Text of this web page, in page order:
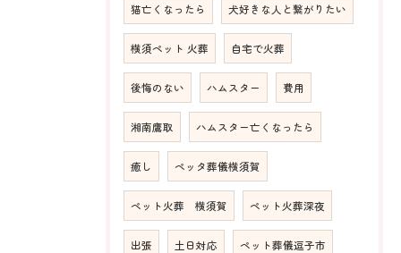
猫亡くなったら 犬好きな人と繋がりたい
横須ペット 火葬 自宅で火葬
後悔のない ハムスター 費用
湘南鷹取 ハムスター亡くなったら
癒し ペッタ葬儀横須賀
ペット火葬 横須賀 ペット火葬深夜
出張 土日対応 ペット葬儀逗子市